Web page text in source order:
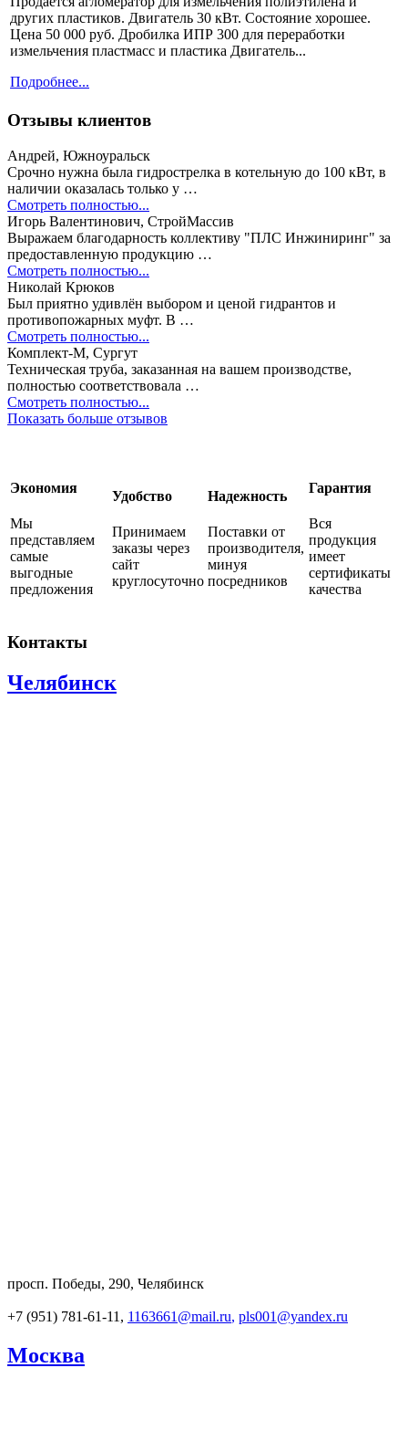
других пластиков. Двигатель 30 кВт. Состояние хорошее.
Цена 50 000 руб. Дробилка ИПР 300 для переработки
измельчения пластмасс и пластика Двигатель...
Подробнее...
Отзывы клиентов
Андрей, Южноуральск
Срочно нужна была гидрострелка в котельную до 100 кВт, в
наличии оказалась только у …
Смотреть полностью...
Игорь Валентинович, СтройМассив
Выражаем благодарность коллективу "ПЛС Инжиниринг" за
предоставленную продукцию …
Смотреть полностью...
Николай Крюков
Был приятно удивлён выбором и ценой гидрантов и
противопожарных муфт. В …
Смотреть полностью...
Комплект-М, Сургут
Техническая труба, заказанная на вашем производстве,
полностью соответствовала …
Смотреть полностью...
Показать больше отзывов
Экономия
Мы
представляем
самые
выгодные
предложения
Удобство
Принимаем
заказы через
сайт
круглосуточно
Надежность
Поставки от
производителя,
минуя
посредников
Гарантия
Вся
продукция
имеет
сертификаты
качества
Контакты
Челябинск
просп. Победы, 290, Челябинск
+7 (951) 781-61-11, 1163661@mail.ru, pls001@yandex.ru
Москва